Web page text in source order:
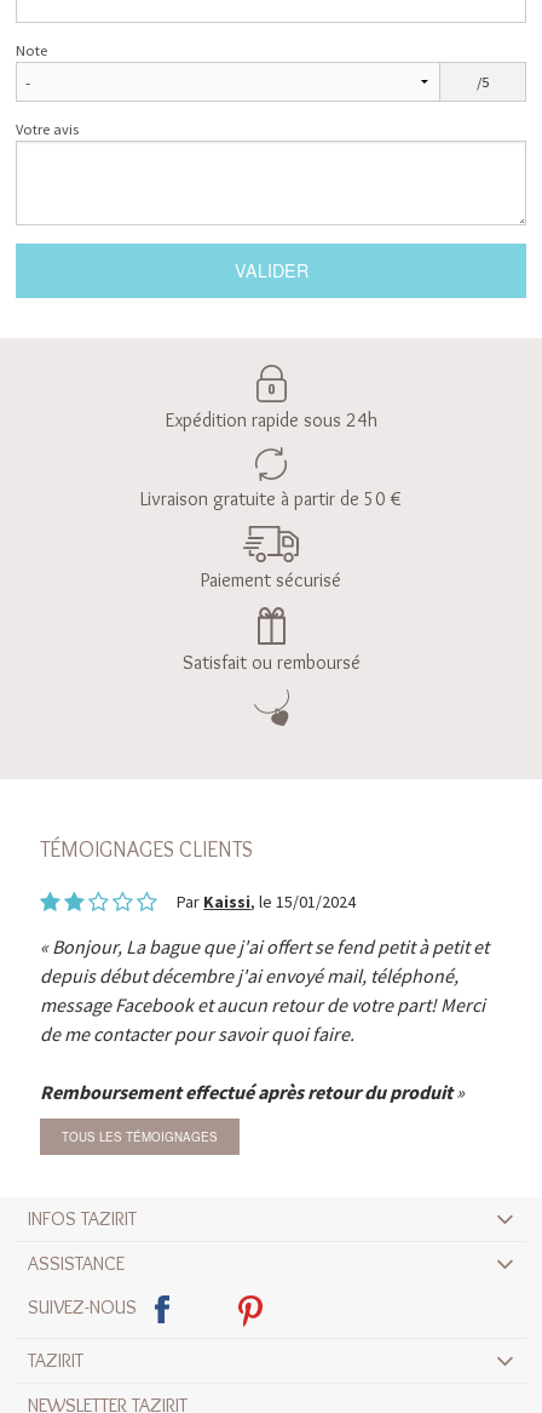
Note
/5
Votre avis
Expédition rapide sous 24h
Livraison gratuite à partir de 50 €
Paiement sécurisé
Satisfait ou remboursé
TÉMOIGNAGES CLIENTS
Par Kaissi, le 15/01/2024
Bonjour, La bague que j'ai offert se fend petit à petit et
depuis début décembre j'ai envoyé mail, téléphoné,
message Facebook et aucun retour de votre part! Merci
de me contacter pour savoir quoi faire.
Remboursement effectué après retour du produit
TOUS LES TÉMOIGNAGES
INFOS TAZIRIT
ASSISTANCE
SUIVEZ-NOUS
TAZIRIT
NEWSLETTER TAZIRIT